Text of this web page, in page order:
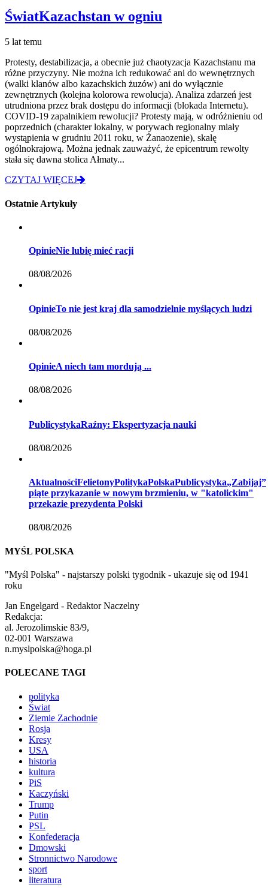
ŚwiatKazachstan w ogniu
5 lat temu
Protesty, destabilizacja, a obecnie już chaotyzacja Kazachstanu ma
różne przyczyny. Nie można ich redukować ani do wewnętrznych
(walki klanów albo kazachskich żuzów) ani do wyłącznie
zewnętrznych (kolejna kolorowa rewolucja). Analiza zdarzeń jest
utrudniona przez brak dostępu do informacji (blokada Internetu).
COVID-19 zapalnikiem rewolucji? Protesty mają, w odróżnieniu od
poprzednich (charakter lokalny, w porywach regionalny miały
wystąpienia w grudniu 2011 roku, w Żanaozenie), skalę
ogólnokrajową. Można jednak zauważyć, że epicentrum rewolty
stała się dawna stolica Ałmaty...
CZYTAJ WIĘCEJ
Ostatnie Artykuły
OpinieNie lubię mieć racji
08/08/2026
OpinieTo nie jest kraj dla samodzielnie myślących ludzi
08/08/2026
OpinieA niech tam mordują ...
08/08/2026
PublicystykaRaźny: Ekspertyzacja nauki
08/08/2026
AktualnościFelietonyPolitykaPolskaPublicystyka„Zabijaj”
piąte przykazanie w nowym brzmieniu, w "katolickim"
przekazie prezydenta Polski
08/08/2026
MYŚL POLSKA
"Myśl Polska" - najstarszy polski tygodnik - ukazuje się od 1941
roku
Jan Engelgard - Redaktor Naczelny
Redakcja:
al. Jerozolimskie 83/9,
02-001 Warszawa
n.myslpolska@hoga.pl
POLECANE TAGI
polityka
Świat
Ziemie Zachodnie
Rosja
Kresy
USA
historia
kultura
PiS
Kaczyński
Trump
Putin
PSL
Konfederacja
Dmowski
Stronnictwo Narodowe
sport
literatura